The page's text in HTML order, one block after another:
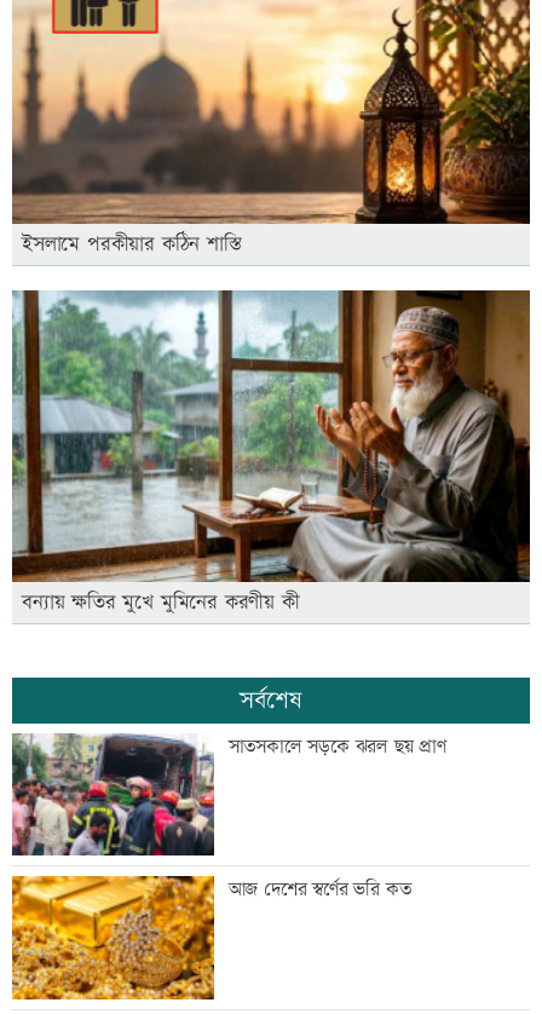
ইসলামে পরকীয়ার কঠিন শাস্তি
বন্যায় ক্ষতির মুখে মুমিনের করণীয় কী
সর্বশেষ
সাতসকালে সড়কে ঝরল ছয় প্রাণ
আজ দেশের স্বর্ণের ভরি কত